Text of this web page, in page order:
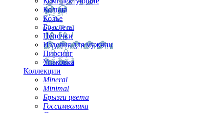
Кольца
Колье
Браслеты
Цепочки
Изделия для мужчин
Пирсинг
Упаковка
Коллекции
Mineral
Minimal
Брызги цвета
Госсимволика